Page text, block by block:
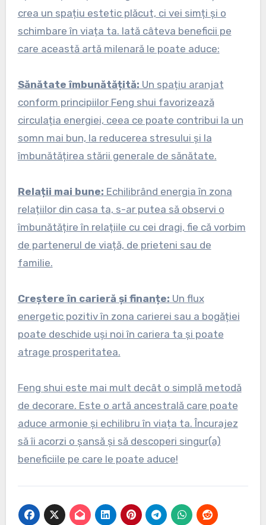
crea un spațiu estetic plăcut, ci vei simți și o
schimbare în viața ta. Iată câteva beneficii pe
care această artă milenară le poate aduce:
Sănătate îmbunătățită: Un spațiu aranjat
conform principiilor Feng shui favorizează
circulația energiei, ceea ce poate contribui la un
somn mai bun, la reducerea stresului și la
îmbunătățirea stării generale de sănătate.
Relații mai bune: Echilibrând energia în zona
relațiilor din casa ta, s-ar putea să observi o
îmbunătățire în relațiile cu cei dragi, fie că vorbim
de partenerul de viață, de prieteni sau de
familie.
Creștere în carieră și finanțe: Un flux
energetic pozitiv în zona carierei sau a bogăției
poate deschide uși noi în cariera ta și poate
atrage prosperitatea.
Feng shui este mai mult decât o simplă metodă
de decorare. Este o artă ancestrală care poate
aduce armonie și echilibru în viața ta. Încurajez
să îi acorzi o șansă și să descoperi singur(a)
beneficiile pe care le poate aduce!